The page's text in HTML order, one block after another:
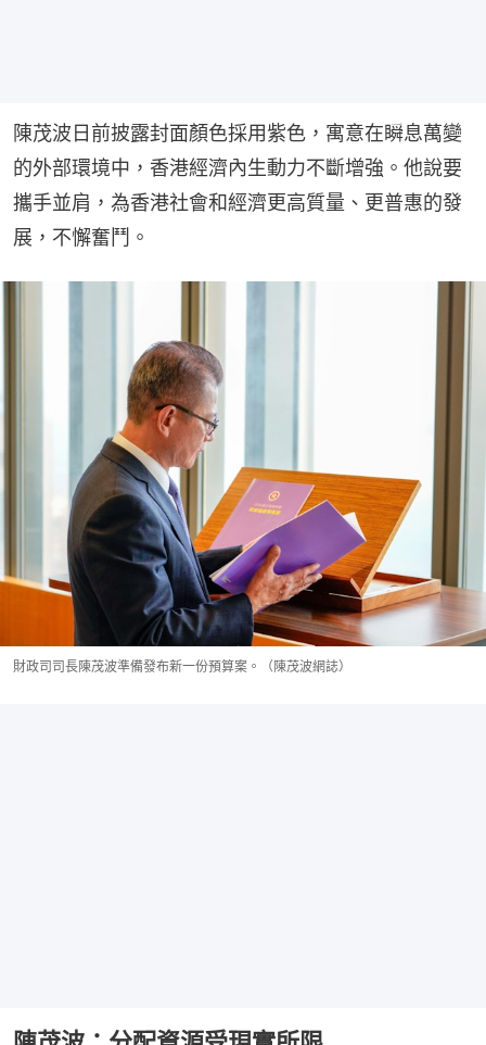
陳茂波日前披露封面顏色採用紫色，寓意在瞬息萬變
的外部環境中，香港經濟內生動力不斷增強。他說要
攜手並肩，為香港社會和經濟更高質量、更普惠的發
展，不懈奮鬥。
財政司司長陳茂波準備發布新一份預算案。（陳茂波網誌）